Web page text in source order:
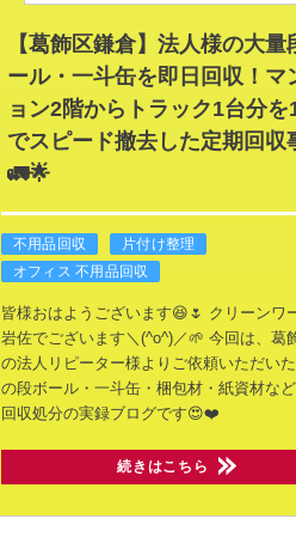
【葛飾区鎌倉】法人様の大量
ール・一斗缶を即日回収！マ
ョン2階からトラック1台分を
でスピード撤去した定期回収
🚛🌟
不用品回収
片付け整理
オフィス 不用品回収
皆様おはようございます😆🌷 クリーンワ
岩佐でございます＼(^o^)／🌱 今回は、葛
の法人リピーター様よりご依頼いただい
の段ボール・一斗缶・梱包材・紙資材な
回収処分の実録ブログです😍❤️
続きはこちら